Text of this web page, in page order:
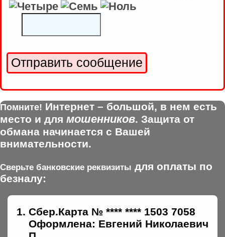
Помните! Интернет – большой, в нем есть
место и для мошенников. Защита от
обмана начинается с Вашей
внимательности.
Сверьте банковские реквизиты для оплаты по
безналу:
Сбер.Карта № **** **** 1503 7058
Оформлена: Евгений Николаевич